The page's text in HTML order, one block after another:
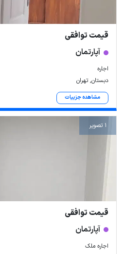
قیمت توافقی
آپارتمان
اجاره
دبستان, تهران
مشاهده جزییات
1 تصویر
قیمت توافقی
آپارتمان
اجاره ملک